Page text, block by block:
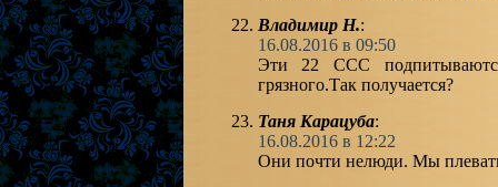
Владимир Н.:
16.08.2016 в 09:50
Эти 22 ССС
грязного.Так получается?
Таня Карацуба:
16.08.2016 в 12:22
Они почти нелюди. Мы